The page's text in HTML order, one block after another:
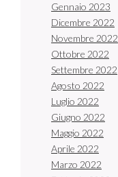
Gennaio 2023
Dicembre 2022
Novembre 2022
Ottobre 2022
Settembre 2022
Agosto 2022
Luglio 2022
Giugno 2022
Maggio 2022
Aprile 2022
Marzo 2022